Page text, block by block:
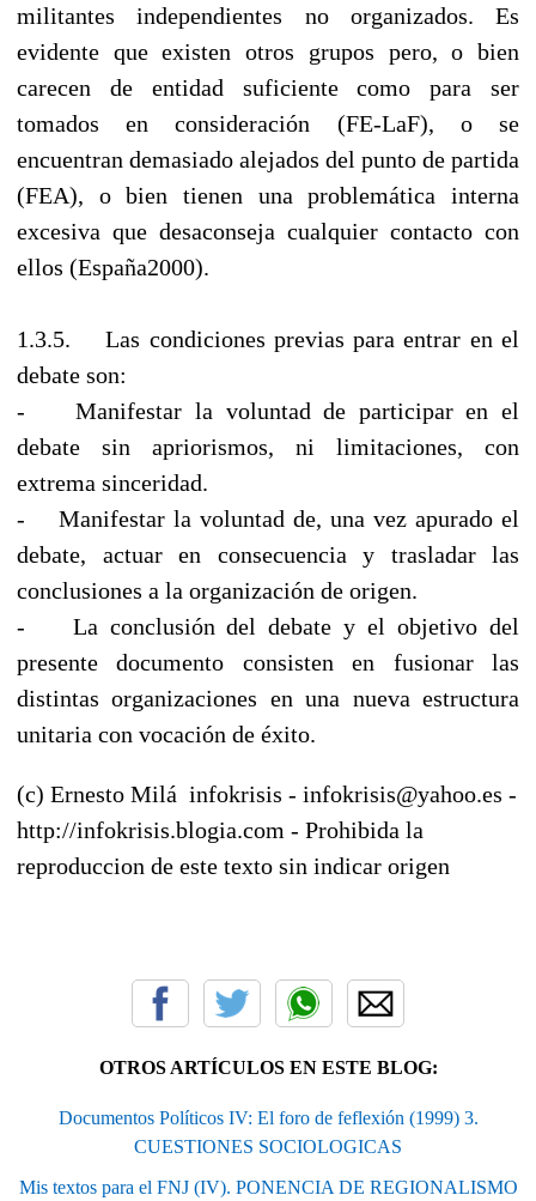
militantes independientes no organizados. Es
evidente que existen otros grupos pero, o bien
carecen de entidad suficiente como para ser
tomados en consideración (FE-LaF), o se
encuentran demasiado alejados del punto de partida
(FEA), o bien tienen una problemática interna
excesiva que desaconseja cualquier contacto con
ellos (España2000).
1.3.5. Las condiciones previas para entrar en el
debate son:
- Manifestar la voluntad de participar en el
debate sin apriorismos, ni limitaciones, con
extrema sinceridad.
- Manifestar la voluntad de, una vez apurado el
debate, actuar en consecuencia y trasladar las
conclusiones a la organización de origen.
- La conclusión del debate y el objetivo del
presente documento consisten en fusionar las
distintas organizaciones en una nueva estructura
unitaria con vocación de éxito.
(c) Ernesto Milá infokrisis - infokrisis@yahoo.es -
http://infokrisis.blogia.com - Prohibida la
reproduccion de este texto sin indicar origen
OTROS ARTÍCULOS EN ESTE BLOG:
Documentos Políticos IV: El foro de feflexión (1999) 3.
CUESTIONES SOCIOLOGICAS
Mis textos para el FNJ (IV). PONENCIA DE REGIONALISMO